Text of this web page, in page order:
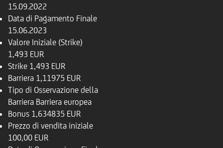
15.09.2022
Data di Pagamento Finale
15.06.2023
Valore Iniziale (Strike)
1,493 EUR
Strike 1,493 EUR
Barriera 1,11975 EUR
Tipo di Osservazione della
Barriera Barriera europea
Bonus 1,634835 EUR
Prezzo di vendita iniziale
100,00 EUR